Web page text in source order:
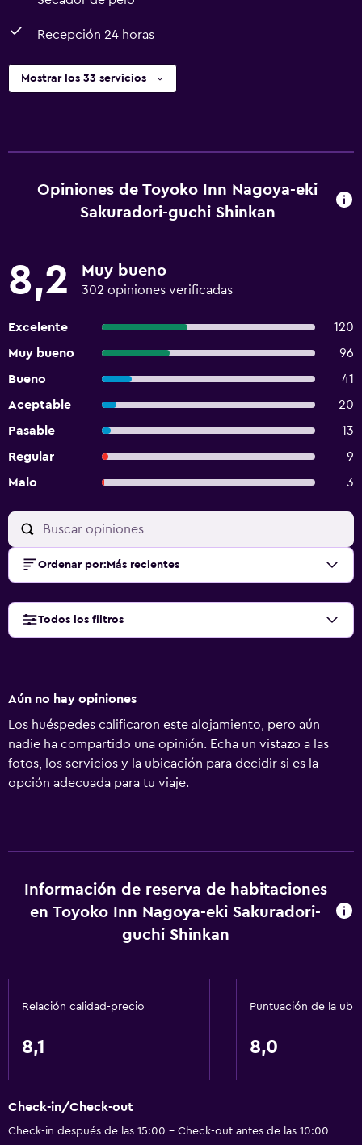
Recepción 24 horas
Mostrar los 33 servicios
Opiniones de Toyoko Inn Nagoya-eki
Sakuradori-guchi Shinkan
8,2 Muy bueno
302 opiniones verificadas
Excelente
120
Muy bueno
96
Bueno
41
Aceptable
20
Pasable
13
Regular
9
Malo
3
Ordenar por: Más recientes
Todos los filtros
Aún no hay opiniones
Los huéspedes calificaron este alojamiento, pero aún
nadie ha compartido una opinión. Echa un vistazo a las
fotos, los servicios y la ubicación para decidir si es la
opción adecuada para tu viaje.
Información de reserva de habitaciones
en Toyoko Inn Nagoya-eki Sakuradori-
guchi Shinkan
Relación calidad-precio
8,1
Puntuación de la
8,0
Check-in/Check-out
Check-in después de las 15:00 - Check-out antes de las 10:00